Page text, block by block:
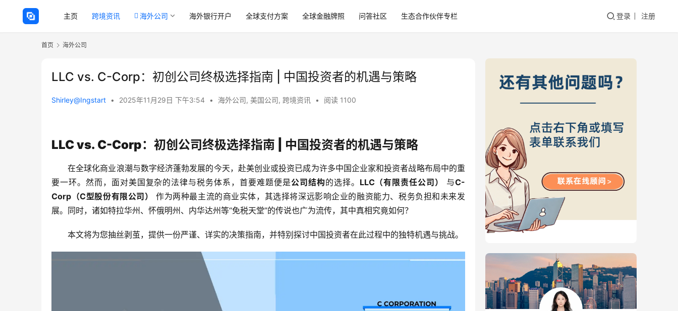
主页 跨境资讯 海外公司 海外银行开户 全球支付方案 全球金融牌照 问答社区 生态合作伙伴专栏 登录 注册
首页 海外公司
LLC vs. C-Corp：初创公司终极选择指南 | 中国投资者的机遇与策略
Shirley@Ingstart • 2025年11月29日 下午3:54 • 海外公司, 美国公司, 跨境资讯 • 阅读 1100
LLC vs. C-Corp：初创公司终极选择指南 | 中国投资者的机遇与策略
在全球化商业浪潮与数字经济蓬勃发展的今天，赴美创业或投资已成为许多中国企业家和投资者战略布局中的重
要一环。然而，面对美国复杂的法律与税务体系，首要难题便是公司结构的选择。 LLC（有限责任公司） 与C-
Corp（C型股份有限公司）
作为两种最主流的商业实体，其选择将深远影响企业的融资能力、税务负担和未来发
展。同时，诸如特拉华州、怀俄明州、内华达州等“免税天堂”的传说也广为流传，其中真相究竟如何？
本文将为您抽丝剥茧，提供一份严谨、详实的决策指南，并特别探讨中国投资者在此过程中的独特机遇与挑战。